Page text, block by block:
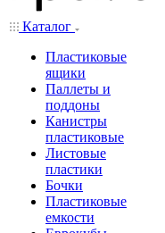
Каталог
Пластиковые
ящики
Паллеты и
поддоны
Канистры
пластиковые
Листовые
пластики
Бочки
Пластиковые
емкости